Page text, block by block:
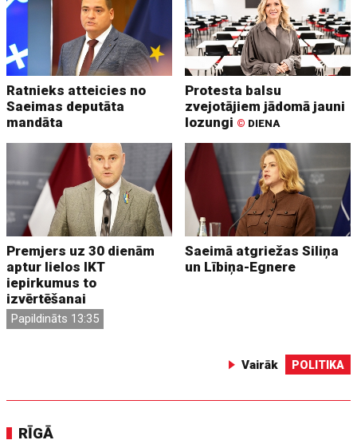
Ratnieks atteicies no
Saeimas deputāta
mandāta
Protesta balsu
zvejotājiem jādomā jauni
lozungi © DIENA
Premjers uz 30 dienām
aptur lielos IKT
iepirkumus to
izvērtēšanai
Papildināts 13:35
Saeimā atgriežas Siliņa
un Lībiņa-Egnere
Vairāk POLITIKA
RĪGĀ